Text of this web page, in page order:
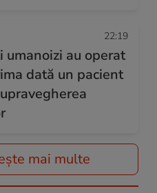
22:19
umanoizi au operat
dată un pacient
mai multe